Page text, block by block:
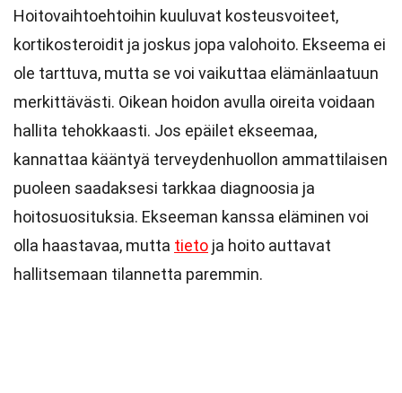
Hoitovaihtoehtoihin kuuluvat kosteusvoiteet,
kortikosteroidit ja joskus jopa valohoito. Ekseema ei
ole tarttuva, mutta se voi vaikuttaa elämänlaatuun
merkittävästi. Oikean hoidon avulla oireita voidaan
hallita tehokkaasti. Jos epäilet ekseemaa,
kannattaa kääntyä terveydenhuollon ammattilaisen
puoleen saadaksesi tarkkaa diagnoosia ja
hoitosuosituksia. Ekseeman kanssa eläminen voi
olla haastavaa, mutta tieto ja hoito auttavat
hallitsemaan tilannetta paremmin.